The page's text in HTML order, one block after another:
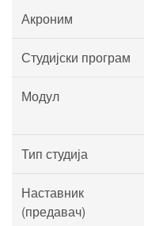
Акроним
Студијски програм
Модул
Тип студија
Наставник
(предавач)